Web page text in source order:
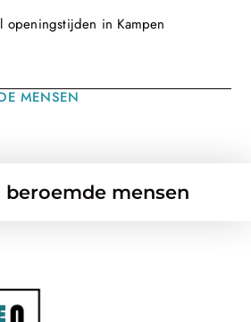
openingstijden in Kampen
MENSEN
beroemde mensen